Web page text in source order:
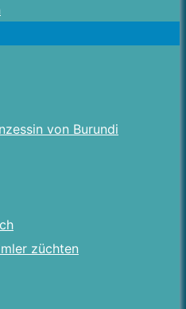
von Burundi
züchten